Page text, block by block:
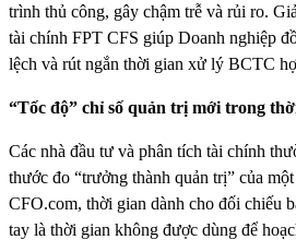
trình thủ công, gây chậm trễ và rủi ro.
tài chính FPT CFS giúp Doanh nghiệp
lệch và rút ngắn thời gian xử lý BCTC
“Tốc độ” chỉ số quản trị mới trong
Các nhà đầu tư và phân tích tài chính
thước đo “trưởng thành quản trị” của
CFO.com, thời gian dành cho đối chiếu
tay là thời gian không được dùng để